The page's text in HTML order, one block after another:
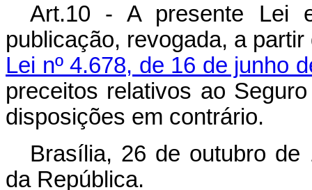
Art.10 - A presente Lei
publicação, revogada, a
Lei nº 4.678, de 16 de junho
preceitos relativos ao
disposições em contrário.
Brasília, 26 de outubro de
da República.